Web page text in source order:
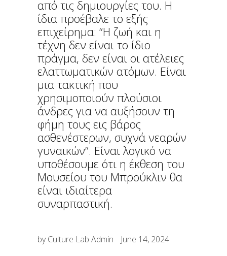
από τις δημιουργίες του. Η
ίδια προέβαλε το εξής
επιχείρημα: “Η ζωή και η
τέχνη δεν είναι το ίδιο
πράγμα, δεν είναι οι ατέλειες
ελαττωματικών ατόμων. Είναι
μια τακτική που
χρησιμοποιούν πλούσιοι
άνδρες για να αυξήσουν τη
φήμη τους εις βάρος
ασθενέστερων, συχνά νεαρών
γυναικών”. Είναι λογικό να
υποθέσουμε ότι η έκθεση του
Μουσείου του Μπρούκλιν θα
είναι ιδιαίτερα
συναρπαστική.
byCulture Lab Admin June 14, 2024